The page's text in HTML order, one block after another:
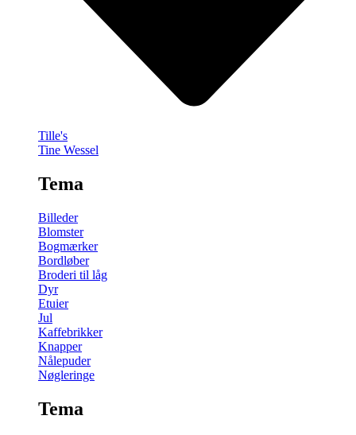
Tille's
Tine Wessel
Tema
Billeder
Blomster
Bogmærker
Bordløber
Broderi til låg
Dyr
Etuier
Jul
Kaffebrikker
Knapper
Nålepuder
Nøgleringe
Tema